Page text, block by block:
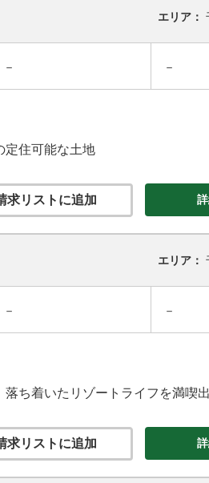
エリア：
－ －
定住可能な土地
求リストに追加
エリア：
－ －
ち着いたリゾートライフを満喫
求リストに追加